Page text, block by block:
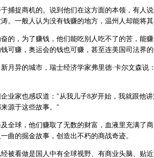
捉商机的。说到他们在这方面的本领，有人
。一般人认为没有钱赚的地方，温州人却能将
，为了赚钱，他们能吃别人吃不了的苦，能
可赚，奥运会的钱也可赚，甚至连美国司法界
异的城市，瑞士经济学家弗里德·卡尔文森说
家也感叹道："从我儿子8岁开始，我就跟他讲
源于这些故事。"
球，他们赚取了无数的财富，血液里充满了
曲的掘金故事，创造出不朽的商战奇迹。
看做是国人中有全球视野、有商业头脑、贴